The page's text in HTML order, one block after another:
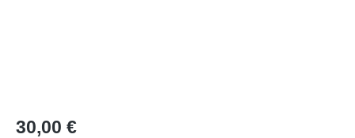
Regulärer Preis:
30,00 €